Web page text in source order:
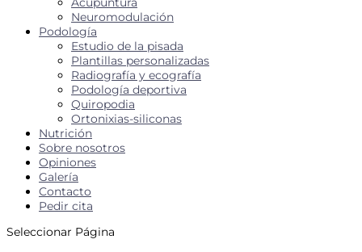
Neuromodulación
Podología
Estudio de la pisada
Plantillas personalizadas
Radiografía y ecografía
Podología deportiva
Quiropodia
Ortonixias-siliconas
Nutrición
Sobre nosotros
Opiniones
Galería
Contacto
Pedir cita
Seleccionar Página